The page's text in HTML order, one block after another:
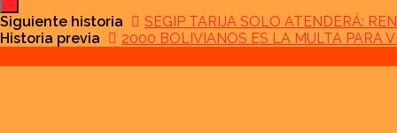
Siguiente historia
SEGIP TARIJA SOLO ATENDERÁ:
Historia previa
2000 BOLIVIANOS ES LA MULTA PARA